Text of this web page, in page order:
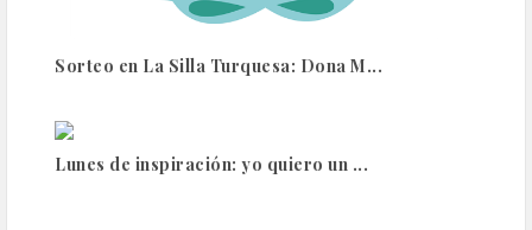
Sorteo en La Silla Turquesa: Dona M...
Lunes de inspiración: yo quiero un ...